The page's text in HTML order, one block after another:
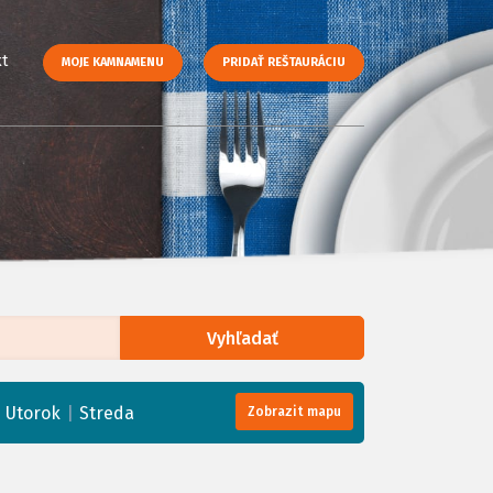
MOJE KAMNAMENU PRIDAŤ REŠTAURÁCIU
Vyhľadať
Utorok Streda Zobrazit mapu